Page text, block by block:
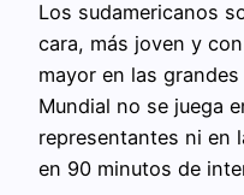
Los sudamericanos
cara, más joven y
mayor en las
Mundial no se juega
representantes ni en
en 90 minutos de